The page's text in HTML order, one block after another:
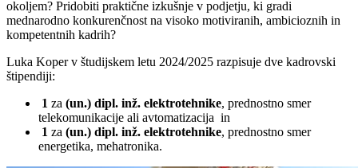
okoljem? Pridobiti praktične izkušnje v podjetju, ki gradi
mednarodno konkurenčnost na visoko motiviranih, ambicioznih in
kompetentnih kadrih?
Luka Koper v študijskem letu 2024/2025 razpisuje dve kadrovski
štipendiji:
1 za (un.) dipl. inž. elektrotehnike, prednostno smer
telekomunikacije ali avtomatizacija in
1 za (un.) dipl. inž. elektrotehnike, prednostno smer
energetika, mehatronika.